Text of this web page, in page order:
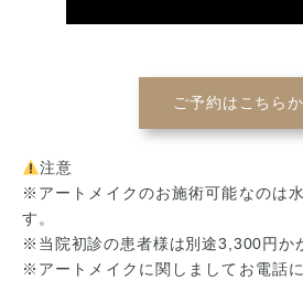
ご予約はこちら
注意
※アートメイクのお施術可能なのは
す。
※当院初診の患者様は別途3,300円か
※アートメイクに関しましてお電話